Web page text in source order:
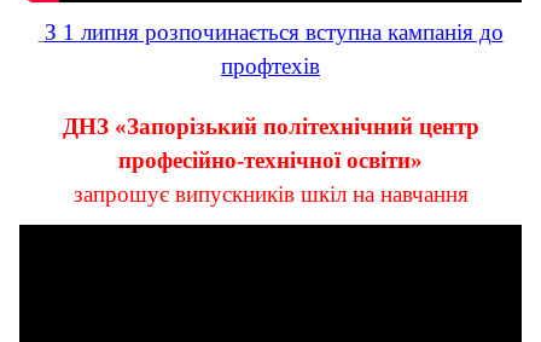
З 1 липня розпочинається вступна кампанія до
профтехів
ДНЗ «Запорізький політехнічний центр
професійно-технічної освіти»
запрошує випускників шкіл на навчання